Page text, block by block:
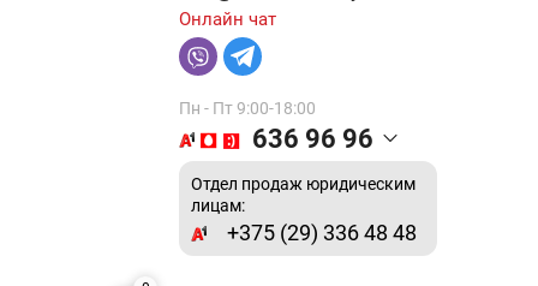
Онлайн чат
Пн - Пт 9:00-18:00
636 96 96
Отдел продаж юридическим
лицам:
+375 (29) 336 48 48